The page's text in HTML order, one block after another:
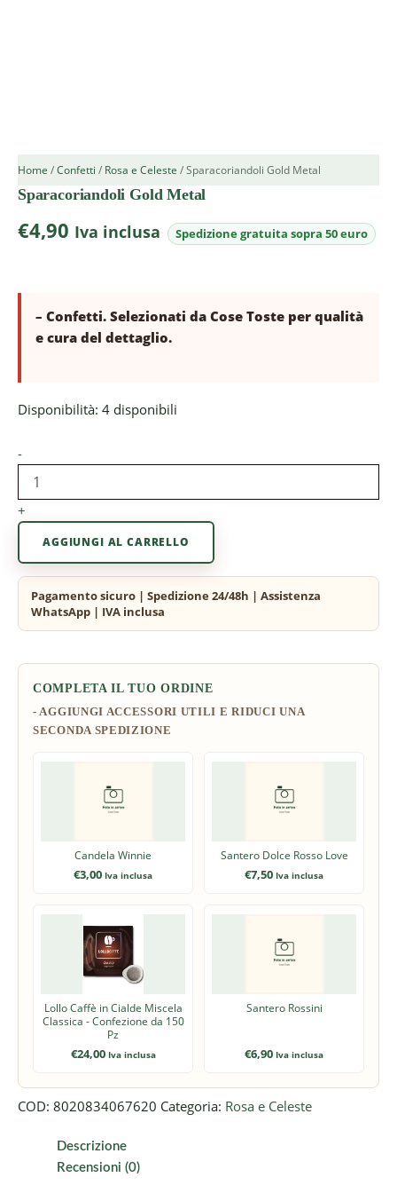
Home /Confetti / Rosa e Celeste / Sparacoriandoli Gold Metal
Sparacoriandoli Gold Metal
€4,90 Iva inclusa
– Confetti. Selezionati da Cose Toste per qualità
e cura del dettaglio.
Disponibilità: 4 disponibili
-
+
AGGIUNGI AL CARRELLO
COMPLETA IL TUO ORDINE
Candela Winnie
€3,00 Iva inclusa
Santero Dolce Rosso Love
€7,50 Iva inclusa
Lollo Caffè in Cialde Miscela
Classica - Confezione da 150
Pz
€24,00 Iva inclusa
Santero Rossini
€6,90 Iva inclusa
COD: 8020834067620 Categoria: Rosa e Celeste
Descrizione
Recensioni (0)